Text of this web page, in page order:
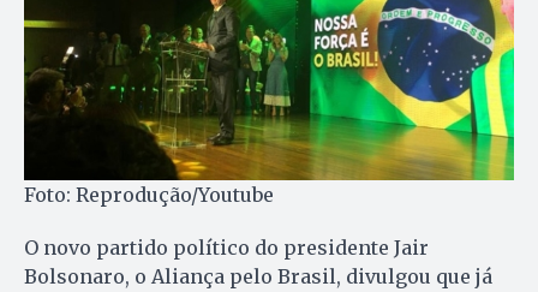
Foto: Reprodução/Youtube
O novo partido político do presidente Jair
Bolsonaro, o Aliança pelo Brasil, divulgou que já